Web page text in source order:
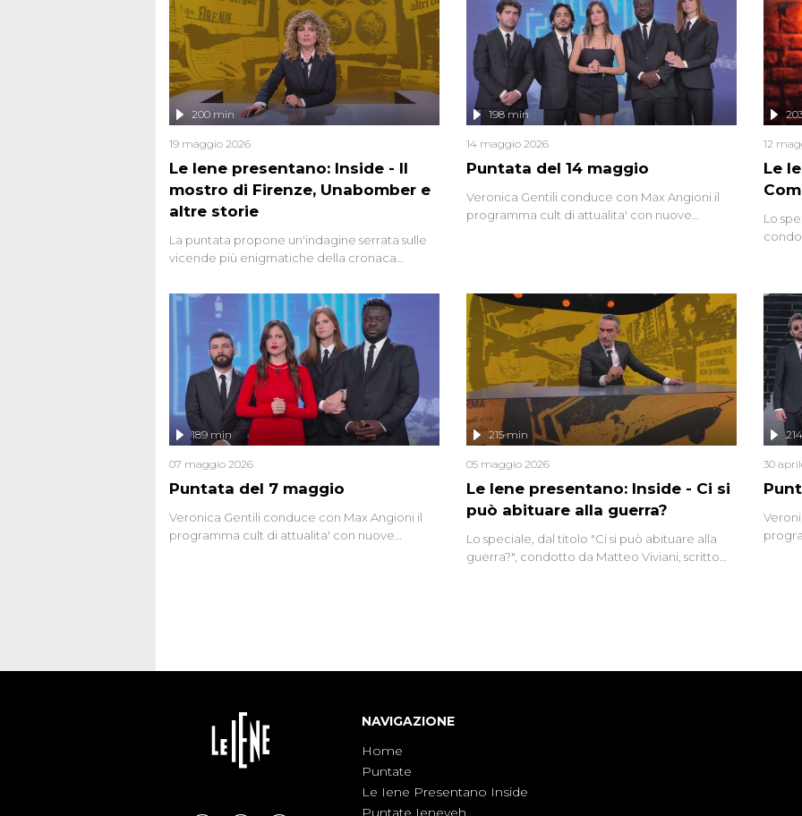
anni. Lo speciale ricostruisce la vicenda
mettendo in fila testimonianze, errori, dettagli
controversi e i protagonisti di un'indagine che
sembra non avere fine.
Le Iene presentano: Inside - Il
mostro di Firenze, Unabomber e
altre storie
200 min
19 maggio 2026
La puntata propone un'indagine serrata sulle
vicende più enigmatiche della cronaca
seriale responsabile di decine di attentati tra
gli anni '90 e il 2000 che, inquietantemente,
potrebbe essere ancora in libertà. Lo speciale
affronta inoltre le zone d'ombra sul Mostro di
Firenze, le cui responsabilità appaiono ancora
oggi avvolte in un groviglio di dubbi mai
chiariti. Nel corso dello speciale anche
l'intervista inedita a Olindo Romano, realizzata
ne...
Puntata del 14 maggio
198 min
14 maggio 2026
Veronica Gentili conduce con Max Angioni il
programma cult di attualita' con nuove
Le
12
Lo
e
Puntata del 7 maggio
189 min
07 maggio 2026
Veronica Gentili conduce con Max Angioni il
programma cult di attualita' con nuove
Le Iene presentano: Inside - Ci si
può abituare alla guerra?
215 min
05 maggio 2026
Lo speciale, dal titolo "Ci si può abituare alla
guerra?", condotto da Matteo Viviani, scritto
30
NAVIGAZIONE
Home
Puntate
Le Iene Presentano Inside
Puntate Ieneyeh